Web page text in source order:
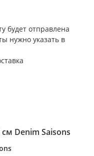
будет отправлена
нужно указать в
Denim Saisons